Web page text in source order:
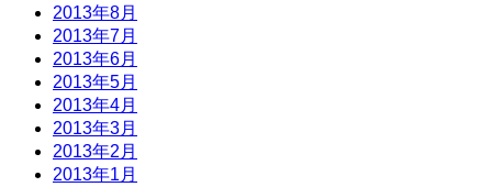
2013年8月
2013年7月
2013年6月
2013年5月
2013年4月
2013年3月
2013年2月
2013年1月